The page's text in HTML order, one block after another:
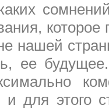
нашей
ее
для этого